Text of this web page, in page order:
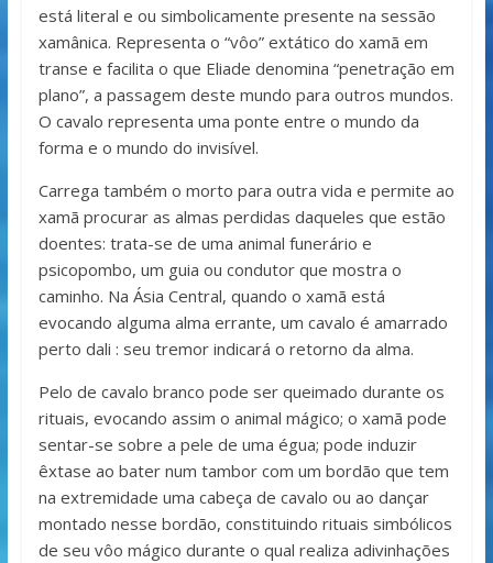
está literal e ou simbolicamente presente na sessão
xamânica. Representa o “vôo” extático do xamã em
transe e facilita o que Eliade denomina “penetração em
plano”, a passagem deste mundo para outros mundos.
O cavalo representa uma ponte entre o mundo da
forma e o mundo do invisível.
Carrega também o morto para outra vida e permite ao
xamã procurar as almas perdidas daqueles que estão
doentes: trata-se de uma animal funerário e
psicopombo, um guia ou condutor que mostra o
caminho. Na Ásia Central, quando o xamã está
evocando alguma alma errante, um cavalo é amarrado
perto dali : seu tremor indicará o retorno da alma.
Pelo de cavalo branco pode ser queimado durante os
rituais, evocando assim o animal mágico; o xamã pode
sentar-se sobre a pele de uma égua; pode induzir
êxtase ao bater num tambor com um bordão que tem
na extremidade uma cabeça de cavalo ou ao dançar
montado nesse bordão, constituindo rituais simbólicos
de seu vôo mágico durante o qual realiza adivinhações